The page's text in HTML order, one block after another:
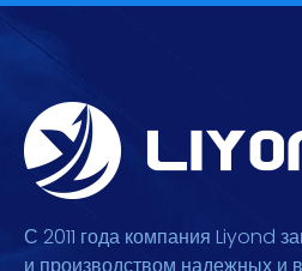
С 2011 года компания Liyond